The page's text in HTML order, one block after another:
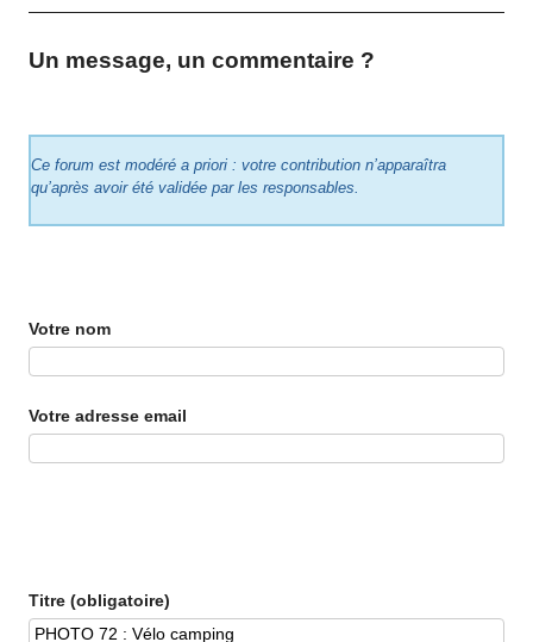
Un message, un commentaire ?
Ce forum est modéré a priori : votre contribution n’apparaîtra
qu’après avoir été validée par les responsables.
Votre nom
Votre adresse email
Titre (obligatoire)